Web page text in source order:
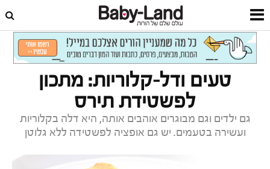
מתכונים
טעים ודל-קלוריות: מתכון
לפשטידת תירס
גם ילדים וגם מבוגרים אוהבים אותה, היא דלה בקלוריות
ועשירה בטעמים. יש גם אופציה לפשטידה ללא גלוטן